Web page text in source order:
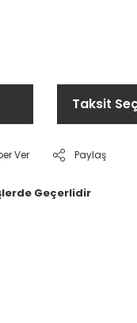
Taksit
Ver Paylaş
Geçerlidir